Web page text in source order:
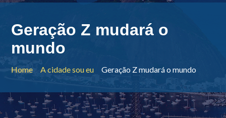
Geração Z mudará o
mundo
Home A cidade sou eu Geração Z mudará o mundo